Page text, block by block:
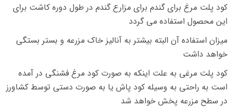
کود پلت مرغ برای گندم برای مزارع گندم در طول دوره کاشت برای
این محصول استفاده می گردد
میزان استفاده آن البته بیشتر به آنالیز خاک مزرعه و بستر بستگی
خواهد داشت
کود پلت مرغی به علت اینکه به صورت کود مرغ فشنگی در آمده
است به راحتی به وسیله کود پاش یا به صورت دستی توسط کشاورز
در سطح مزرعه پخش خواهد شد